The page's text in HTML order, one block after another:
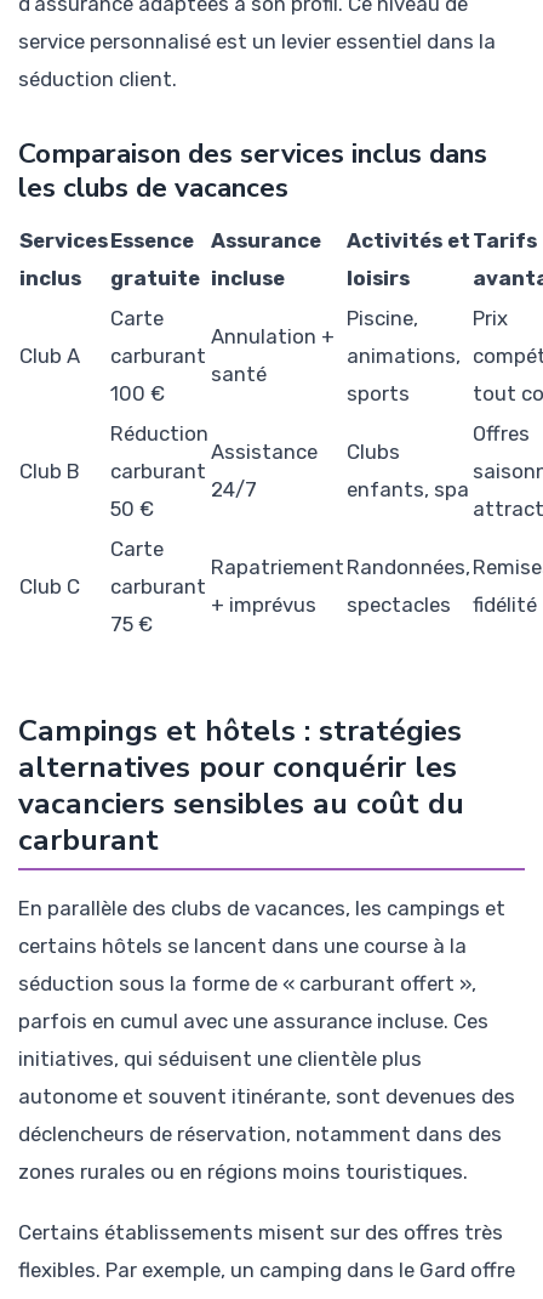
service personnalisé est un levier essentiel dans la
séduction client.
Comparaison des services inclus dans
les clubs de vacances
Services
inclus
Essence
gratuite
Assurance
incluse
Activités et
loisirs
Tarifs
Club A
Carte
carburant
100 €
Annulation +
santé
Piscine,
animations,
sports
Prix
tout
Club B
Réduction
carburant
50 €
Assistance
24/7
Clubs
enfants, spa
Offres
Club C
Carte
carburant
75 €
Rapatriement
+ imprévus
Randonnées,
spectacles
fidélité
Campings et hôtels : stratégies
alternatives pour conquérir les
vacanciers sensibles au coût du
carburant
En parallèle des clubs de vacances, les campings et
certains hôtels se lancent dans une course à la
séduction sous la forme de « carburant offert »,
parfois en cumul avec une assurance incluse. Ces
initiatives, qui séduisent une clientèle plus
autonome et souvent itinérante, sont devenues des
déclencheurs de réservation, notamment dans des
zones rurales ou en régions moins touristiques.
Certains établissements misent sur des offres très
flexibles. Par exemple, un camping dans le Gard offre